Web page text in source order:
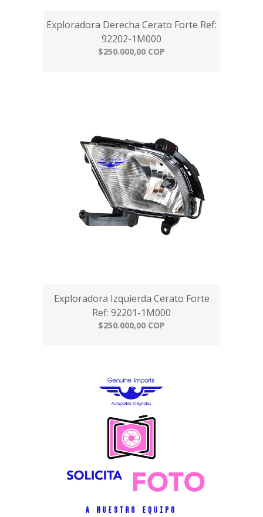
Exploradora Derecha Cerato Forte Ref:
92202-1M000
$250.000,00 COP
Exploradora Izquierda Cerato Forte
Ref: 92201-1M000
$250.000,00 COP